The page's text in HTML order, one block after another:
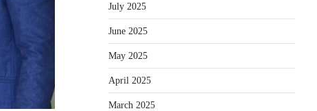
July 2025
June 2025
May 2025
April 2025
March 2025